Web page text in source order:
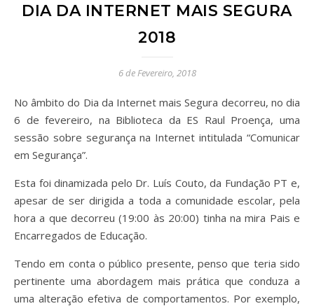
DIA DA INTERNET MAIS SEGURA
2018
6 de Fevereiro, 2018
No âmbito do Dia da Internet mais Segura decorreu, no dia
6 de fevereiro, na Biblioteca da ES Raul Proença, uma
sessão sobre segurança na Internet intitulada “Comunicar
em Segurança”.
Esta foi dinamizada pelo Dr. Luís Couto, da Fundação PT e,
apesar de ser dirigida a toda a comunidade escolar, pela
hora a que decorreu (19:00 às 20:00) tinha na mira Pais e
Encarregados de Educação.
Tendo em conta o público presente, penso que teria sido
pertinente uma abordagem mais prática que conduza a
uma alteração efetiva de comportamentos. Por exemplo,